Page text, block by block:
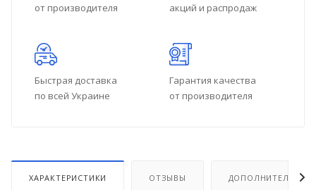
от производителя
акций и распродаж
Быстрая доставка
по всей Украине
Гарантия качества
от производителя
ХАРАКТЕРИСТИКИ ОТЗЫВЫ ДОПОЛНИТЕЛЬНО